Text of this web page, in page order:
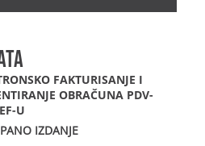
FAKTURISANJE I
OBRAČUNA PDV-
U
IZDANJE